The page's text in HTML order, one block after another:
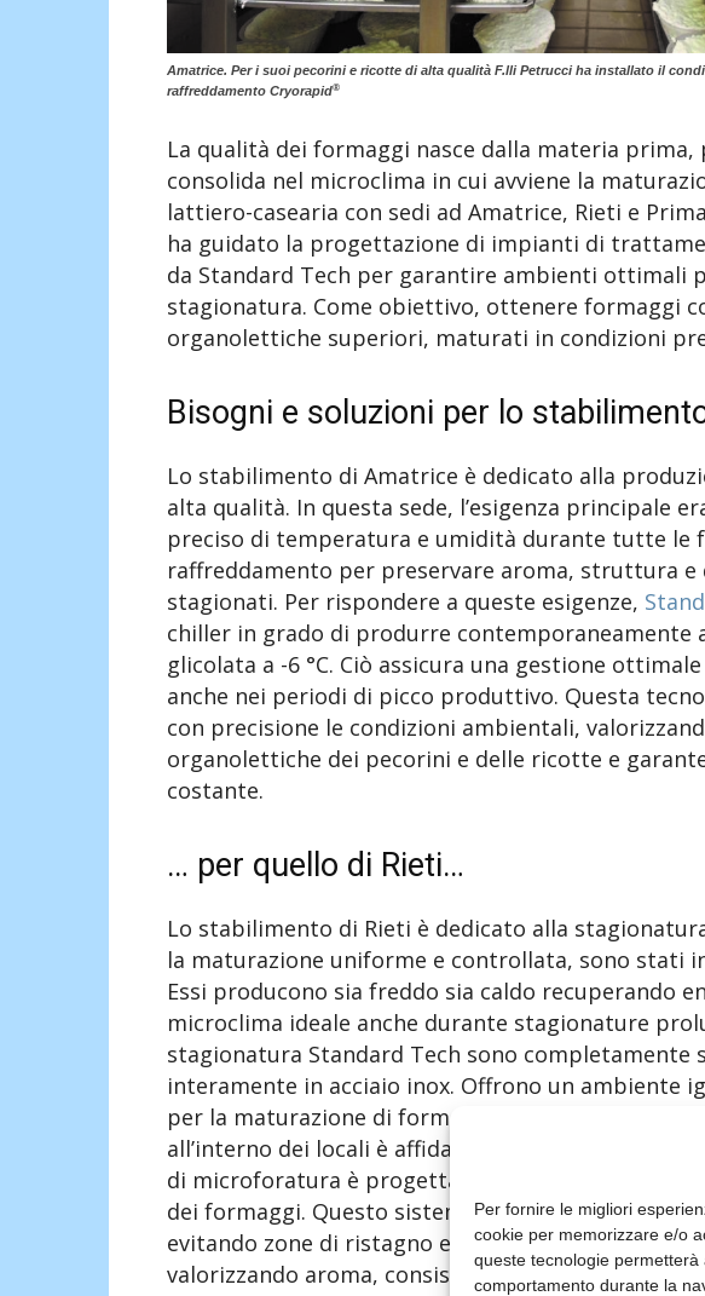
Per fornire le migliori
cookie per memorizzare e/o
queste tecnologie
comportamento durante la
Amatrice. Per i suoi pecorini e ricotte di alta qualità F.lli Petrucci ha installato il
raffreddamento Cryorapid®
La qualità dei formaggi nasce dalla materia
consolida nel microclima in cui avviene la
lattiero-casearia con sedi ad Amatrice, Rieti e
ha guidato la progettazione di impianti di
da Standard Tech per garantire ambienti ottimali
stagionatura. Come obiettivo, ottenere formaggi
organolettiche superiori, maturati in condizioni
Bisogni e soluzioni per lo
Lo stabilimento di Amatrice è dedicato alla
alta qualità. In questa sede, l’esigenza principale
preciso di temperatura e umidità durante tutte le
raffreddamento per preservare aroma, struttura
stagionati. Per rispondere a queste esigenze,
chiller in grado di produrre contemporaneamente
glicolata a -6 °C. Ciò assicura una gestione
anche nei periodi di picco produttivo. Questa
con precisione le condizioni ambientali,
organolettiche dei pecorini e delle ricotte e
costante.
… per quello di Rieti…
Lo stabilimento di Rieti è dedicato alla
la maturazione uniforme e controllata, sono stati
Essi producono sia freddo sia caldo recuperando
microclima ideale anche durante stagionature
stagionatura Standard Tech sono completamente
interamente in acciaio inox. Offrono un ambiente
per la maturazione di formaggi di alta qualità. La
all’interno dei locali è affidata ai condotti tessili
di microforatura è progettato in funzione del tipo
dei formaggi. Questo sistema garantisce una
evitando zone di ristagno e permettendo una
valorizzando aroma, consistenza e sviluppo della